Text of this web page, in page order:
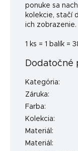
ponuke sa
kolekcie, stačí
ich zobrazenie.
1 ks = 1 balík =
Dodatočné
Kategória:
Záruka:
Farba:
Kolekcia:
Materiál :
Materiál :